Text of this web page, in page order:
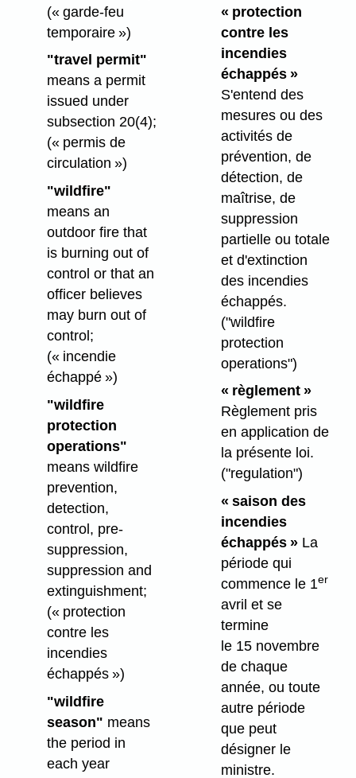
(« garde-feu
temporaire »)
"travel permit"
means a permit
issued under
subsection 20(4);
(« permis de
circulation »)
"wildfire"
means an
outdoor fire that
is burning out of
control or that an
officer believes
may burn out of
control;
(« incendie
échappé »)
"wildfire
protection
operations"
means wildfire
prevention,
detection,
control, pre-
suppression,
suppression and
extinguishment;
(« protection
contre les
incendies
échappés »)
"wildfire
season" means
the period in
each year
« protection
contre les
incendies
échappés »
S'entend des
mesures ou des
activités de
prévention, de
détection, de
maîtrise, de
suppression
partielle ou totale
et d'extinction
des incendies
échappés.
("wildfire
protection
operations")
« règlement »
Règlement pris
en application de
la présente loi.
("regulation")
« saison des
incendies
échappés »La
période qui
commence le 1er
avril et se
termine
le 15 novembre
de chaque
année, ou toute
autre période
que peut
désigner le
ministre.